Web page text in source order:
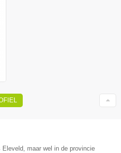
maar wel in de provincie